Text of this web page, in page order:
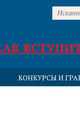
КОНКУРСЫ И